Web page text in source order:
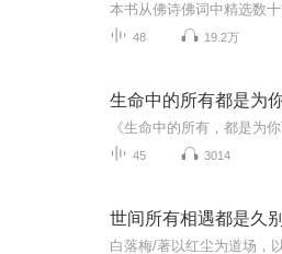
48 19.2万
生命中的所有都是为
45 3014
世间所有相遇都是久